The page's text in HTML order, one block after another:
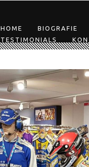
HOME BIOGRAFIE
TESTIMONIALS